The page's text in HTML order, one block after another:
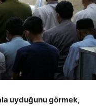
uyduğunu görmek,